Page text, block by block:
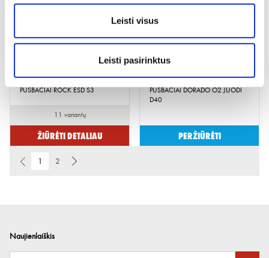
Leisti visus
Leisti pasirinktus
PUSBAČIAI ROCK ESD S3
11 variantų
Žiūrėti detaliau
PUSBAČIAI DORADO O2 JUODI
D40
Peržiūrėti
1 2
Naujienlaiškis